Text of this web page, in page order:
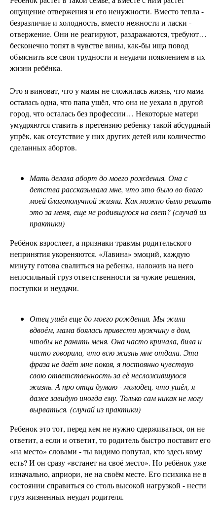
ощущение отвержения и его ненужности. Вместо тепла -
безразличие и холодность, вместо нежности и ласки -
отвержение. Они не реагируют, раздражаются, требуют…
бесконечно топят в чувстве вины, как-бы ища повод
объяснить все свои трудности и неудачи появлением в их
жизни ребёнка.
Это я виноват, что у мамы не сложилась жизнь, что мама
осталась одна, что папа ушёл, что она не уехала в другой
город, что осталась без профессии… Некоторые матери
умудряются ставить в претензию ребенку такой абсурдный
упрёк, как отсутствие у них других детей или количество
сделанных абортов.
Мать делала аборт до моего рождения. Она с
детства рассказывала мне, что это было во благо
моей благополучной жизни. Как можно было решать
это за меня, еще не родившуюся на свет? (случай из
практики)
Ребёнок взрослеет, а признаки травмы родительского
непринятия укореняются. «Лавина» эмоций, каждую
минуту готова свалиться на ребенка, наложив на него
непосильный груз ответственности за чужие решения,
поступки и неудачи.
Отец ушёл еще до моего рождения. Мы жили
вдвоём, мама боялась привести мужчину в дом,
чтобы не ранить меня. Она часто кричала, била и
часто говорила, что всю жизнь мне отдала. Эта
фраза не даёт мне покоя, я постоянно чувствую
свою ответственность за её несложившуюся
жизнь. А про отца думаю - молодец, что ушёл, я
даже завидую иногда ему. Только сам никак не могу
вырваться. (случай из практики)
Ребенок это тот, перед кем не нужно сдерживаться, он не
ответит, а если и ответит, то родитель быстро поставит его
«на место» словами - ты видимо попутал, кто здесь кому
есть? И он сразу «встанет на своё место». Но ребёнок уже
изначально, априори, не на своём месте. Его психика не в
состоянии справиться со столь высокой нагрузкой - нести
груз жизненных неудач родителя.